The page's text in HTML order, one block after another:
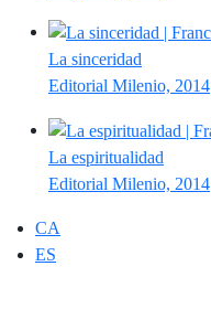
La sinceridad
Editorial Milenio, 2014
La espiritualidad
Editorial Milenio, 2014
CA
ES